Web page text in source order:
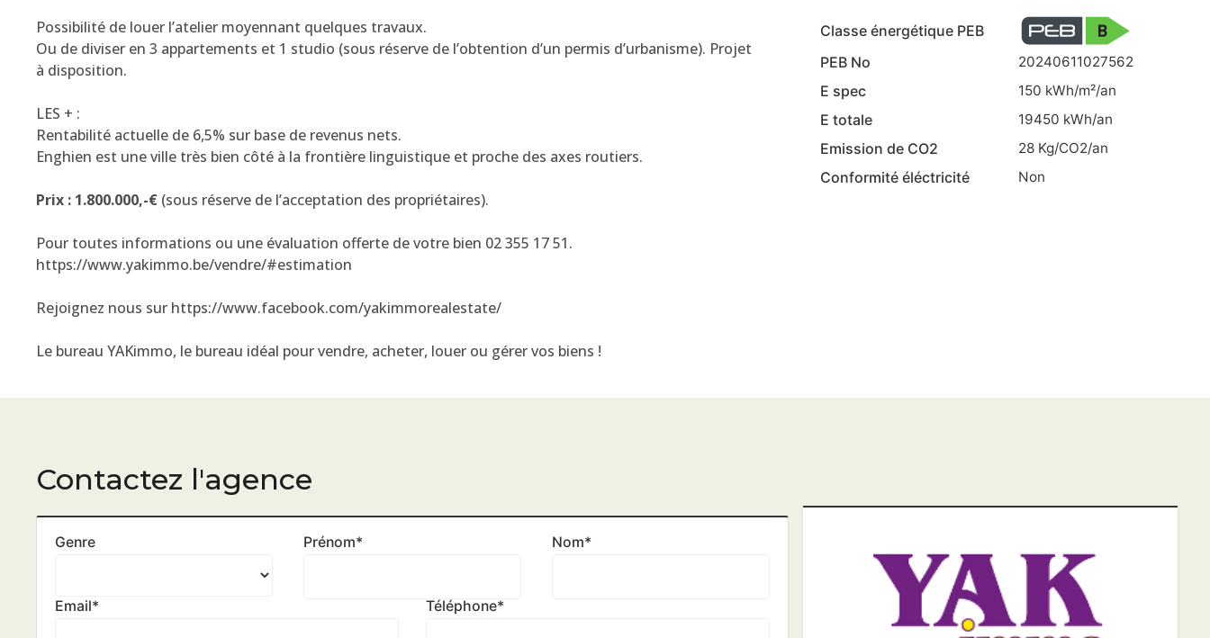
Possibilité de louer l’atelier moyennant quelques travaux.
Ou de diviser en 3 appartements et 1 studio (sous réserve de l’obtention d’un permis d’urbanisme). Projet
à disposition.
LES + :
Rentabilité actuelle de 6,5% sur base de revenus nets.
Enghien est une ville très bien côté à la frontière linguistique et proche des axes routiers.
Prix : 1.800.000,-€ (sous réserve de l’acceptation des propriétaires).
Pour toutes informations ou une évaluation offerte de votre bien 02 355 17 51.
https://www.yakimmo.be/vendre/#estimation
Rejoignez nous sur https://www.facebook.com/yakimmorealestate/
Le bureau YAKimmo, le bureau idéal pour vendre, acheter, louer ou gérer vos biens !
Classe énergétique PEB
PEB No
20240611027562
E spec 150 kWh/m²/an
E totale 19450 kWh/an
Emission de CO2 28Kg/CO2/an
Conformité éléctricité non
Contactez l'agence
Genre Prénom* Nom*
Email* Téléphone*